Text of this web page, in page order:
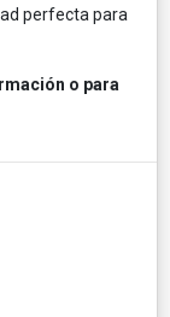
perfecta para
o para